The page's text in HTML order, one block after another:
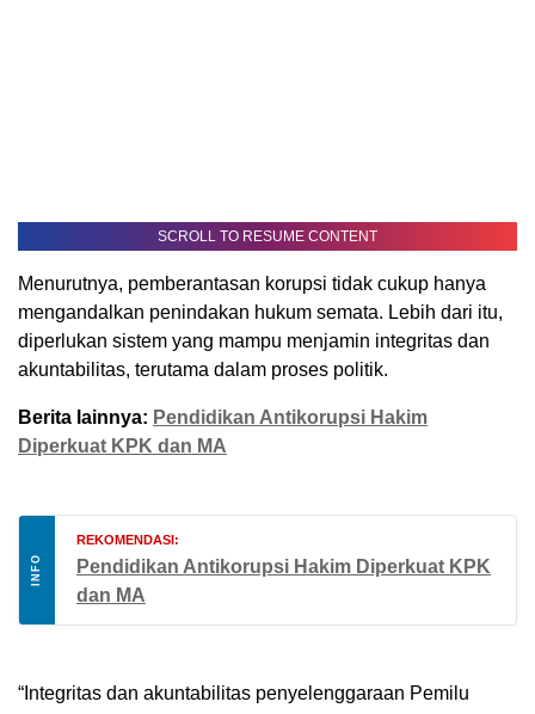
SCROLL TO RESUME CONTENT
Menurutnya, pemberantasan korupsi tidak cukup hanya
mengandalkan penindakan hukum semata. Lebih dari itu,
diperlukan sistem yang mampu menjamin integritas dan
akuntabilitas, terutama dalam proses politik.
Berita lainnya: Pendidikan Antikorupsi Hakim
Diperkuat KPK dan MA
INFO
REKOMENDASI:
Pendidikan Antikorupsi Hakim Diperkuat KPK
dan MA
“Integritas dan akuntabilitas penyelenggaraan Pemilu